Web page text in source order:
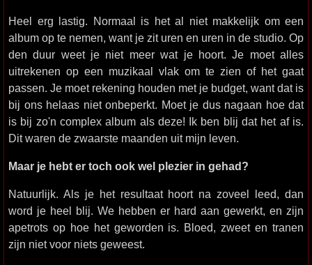
Heel erg lastig. Normaal is het al niet makkelijk om een
album op te nemen, want je zit uren en uren in de studio. Op
den duur weet je niet meer wat je hoort. Je moet alles
uitrekenen op een muzikaal vlak om te zien of het gaat
passen. Je moet rekening houden met je budget, want dat is
bij ons helaas niet onbeperkt. Moet je dus nagaan hoe dat
is bij zo'n complex album als deze! Ik ben blij dat het af is.
Dit waren de zwaarste maanden uit mijn leven.
Maar je hebt er toch ook wel plezier in gehad?
Natuurlijk. Als je het resultaat hoort na zoveel leed, dan
word je heel blij. We hebben er hard aan gewerkt, en zijn
apetrots op hoe het geworden is. Bloed, zweet en tranen
zijn niet voor niets geweest.